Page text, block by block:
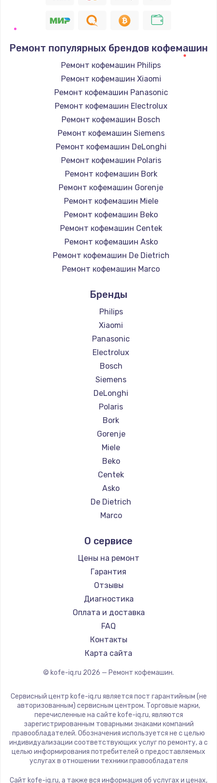
Ремонт популярных брендов кофемашин
Ремонт кофемашин Philips
Ремонт кофемашин Xiaomi
Ремонт кофемашин Panasonic
Ремонт кофемашин Electrolux
Ремонт кофемашин Bosch
Ремонт кофемашин Siemens
Ремонт кофемашин DeLonghi
Ремонт кофемашин Polaris
Ремонт кофемашин Bork
Ремонт кофемашин Gorenje
Ремонт кофемашин Miele
Ремонт кофемашин Beko
Ремонт кофемашин Centek
Ремонт кофемашин Asko
Ремонт кофемашин De Dietrich
Ремонт кофемашин Marco
Ремонт кофемашин Jura
Ремонт кофемашин Olympia
Ремонт кофемашин Saeco
Ремонт кофемашин La Cimbali
Ремонт кофемашин WMF
Ремонт кофемашин Yamaguchi
Ремонт кофемашин Nivona
Ремонт кофемашин Astoria
Ремонт кофемашин JVC
Ремонт кофемашин Ariston
Ремонт кофемашин Grundig
Ремонт кофемашин ROCKET MOZZAFIATO
Ремонт кофемашин Vivitek
Ремонт кофемашин Thomson
Ремонт кофемашин Hisense
Ремонт кофемашин DELTA
Ремонт кофемашин Tefal
Ремонт кофемашин RED solution
Ремонт кофемашин Bravilor Bonamat
Ремонт кофемашин Vard
Ремонт кофемашин Tuvio
Ремонт кофемашин Carrera
Ремонт кофемашин Supra
Бренды
Philips
Xiaomi
Panasonic
Electrolux
Bosch
Siemens
DeLonghi
Polaris
Bork
Gorenje
Miele
Beko
Centek
Asko
De Dietrich
Marco
Jura
Olympia
Saeco
La Cimbali
WMF
Yamaguchi
Nivona
Astoria
JVC
ROCKET MOZZAFIATO
Vivitek
Thomson
Hisense
DELTA
Tefal
О сервисе
Цены на ремонт
Гарантия
Отзывы
Диагностика
Оплата и доставка
FAQ
Контакты
Карта сайта
© kofe-iq.ru 2026 — Ремонт кофемашин.
Сервисный центр kofe-iq.ru является пост гарантийным (не
авторизованным) сервисным центром. Торговые марки,
перечисленные на сайте kofe-iq.ru, являются
зарегистрированным товарными знаками компаний
правообладателей. Обозначения используется не с целью
индивидуализации соответствующих услуг по ремонту, а с
целью информирования потребителей о предоставляемых
услугах в отношении техники правообладателя
Сайт kofe-iq.ru, а также вся информация об услугах и ценах,